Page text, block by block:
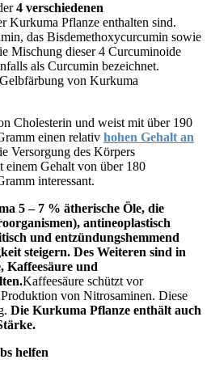
4 verschiedenen
Kurkuma Pflanze enthalten sind.
das Bisdemethoxycurcumin sowie
Mischung dieser 4 Curcuminoide
als Curcumin bezeichnet.
von Kurkuma
Cholesterin und weist mit über 190
einen relativ hohen Gehalt an
Versorgung des Körpers
einem Gehalt von über 180
interessant.
5 – 7 % ätherische Öle, die
antineoplastisch
und entzündungshemmend
steigern. Des Weiteren sind in
Kaffeesäure und
Kaffeesäure schützt vor
von Nitrosaminen. Diese
Die Kurkuma Pflanze enthält auch
helfen